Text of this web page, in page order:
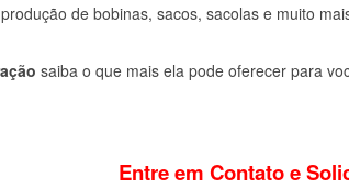
de bobinas, sacos, sacolas e muito
saiba o que mais ela pode oferecer para
Entre em Contato e